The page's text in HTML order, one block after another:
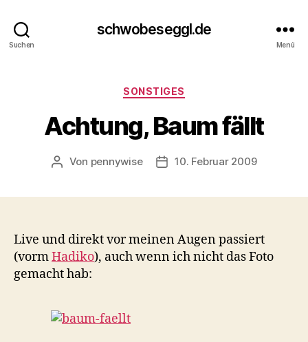
Suchen
schwobeseggl.de
Menü
Kategorien
SONSTIGES
Achtung, Baum fällt
Beitragsautor
Von pennywise Veröffentlichungsdatum
10. Februar 2009
Live und direkt vor meinen Augen passiert
(vormHadiko), auch wenn ich nicht das Foto
gemacht hab: